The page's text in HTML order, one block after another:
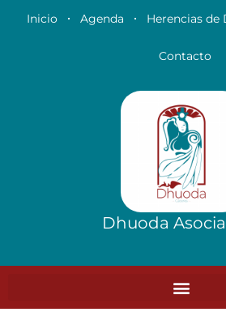
Inicio Agenda Herencias de
Contacto
Dhuoda